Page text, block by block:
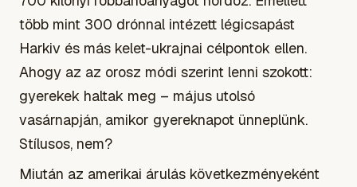
több mint 300 drónnal intézett légicsapást
Harkiv és más kelet-ukrajnai célpontok ellen.
Ahogy az az orosz módi szerint lenni szokott:
gyerekek haltak meg – május utolsó
vasárnapján, amikor gyereknapot ünneplünk.
Stílusos, nem?
Miután az amerikai árulás következményeként